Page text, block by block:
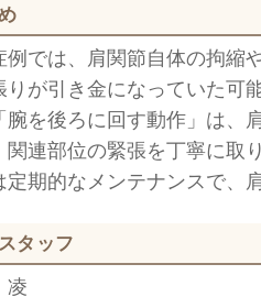
例では、肩関節自体の拘縮
りが引き金になっていた可
腕を後ろに回す動作」は、
関連部位の緊張を丁寧に取
定期的なメンテナンスで、
タッフ